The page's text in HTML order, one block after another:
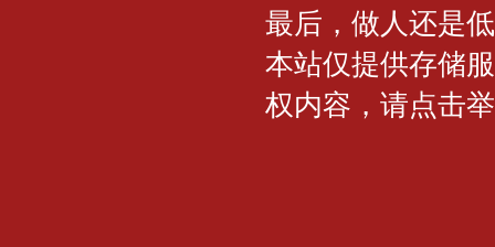
最后，做人还是
本站仅提供存储
权内容，请点击